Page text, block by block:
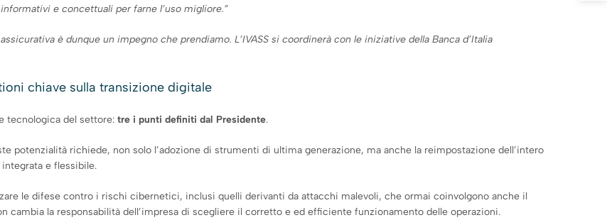
e concettuali per farne l’uso migliore.”
è dunque un impegno che prendiamo. L’IVASS si coordinerà con le iniziative della Banca d’Italia
chiave sulla transizione digitale
tecnologica del settore: tre i punti definiti dal Presidente.
potenzialità richiede, non solo l’adozione di strumenti di ultima generazione, ma anche la reimpostazione dell’intero
e flessibile.
le difese contro i rischi cibernetici, inclusi quelli derivanti da attacchi malevoli, che ormai coinvolgono anche il
la responsabilità dell’impresa di scegliere il corretto e ed efficiente funzionamento delle operazioni.